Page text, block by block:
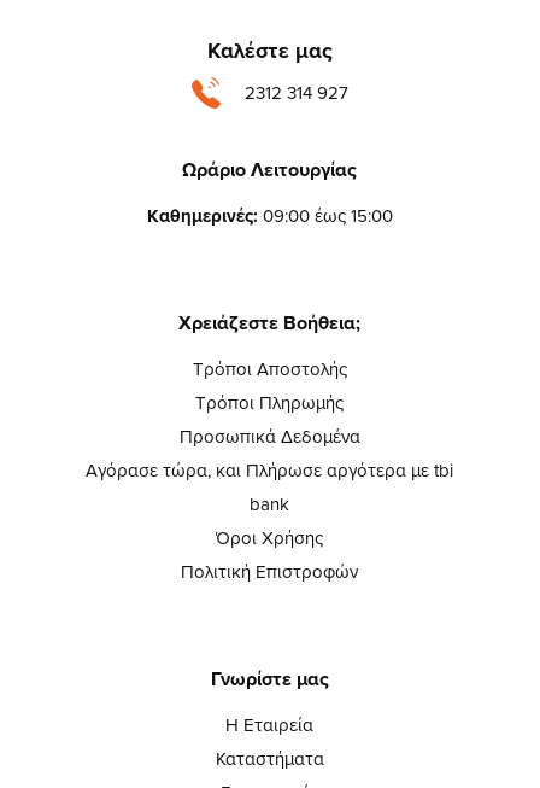
Καλέστε μας
2312 314 927
Ωράριο Λειτουργίας
Καθημερινές: 09:00 έως 15:00
Χρειάζεστε Βοήθεια;
Τρόποι Αποστολής
Τρόποι Πληρωμής
Προσωπικά Δεδομένα
Αγόρασε τώρα, και Πλήρωσε αργότερα με tbi
bank
Όροι Χρήσης
Πολιτική Επιστροφών
Γνωρίστε μας
Η Εταιρεία
Καταστήματα